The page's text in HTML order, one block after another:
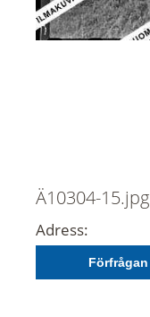
Ä10304-15.jpg
Adress:
Förfrågan